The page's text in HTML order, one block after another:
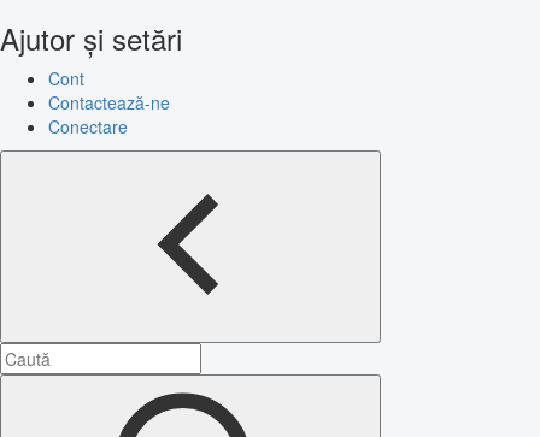
Ajutor și setări
Cont
Contactează-ne
Conectare